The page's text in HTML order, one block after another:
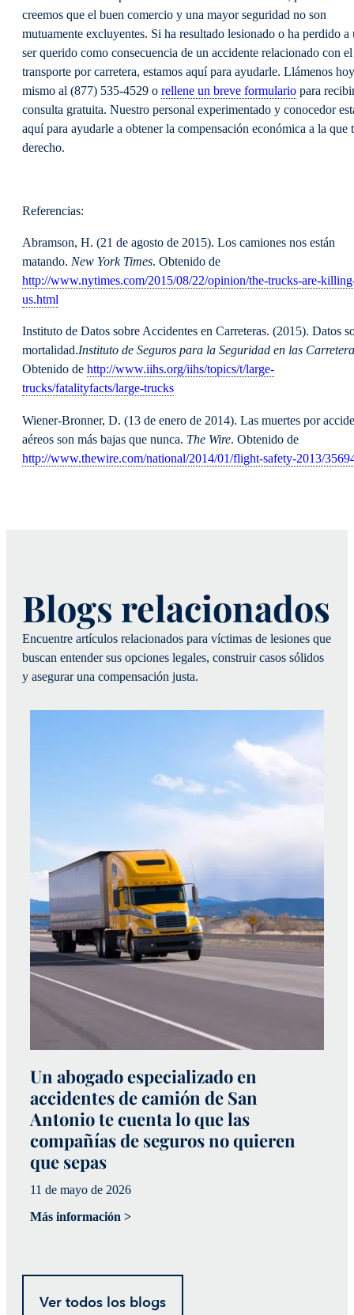
creemos que el buen comercio y una mayor seguridad no son
mutuamente excluyentes. Si ha resultado lesionado o ha perdido a
ser querido como consecuencia de un accidente relacionado con el
transporte por carretera, estamos aquí para ayudarle. Llámenos hoy
mismo al (877) 535-4529 o rellene un breve formulario para
consulta gratuita. Nuestro personal experimentado y conocedor
aquí para ayudarle a obtener la compensación económica a la que
derecho.
Referencias:
Abramson, H. (21 de agosto de 2015). Los camiones nos están
matando. New York Times. Obtenido de
http://www.nytimes.com/2015/08/22/opinion/the-trucks-are-
us.html
Instituto de Datos sobre Accidentes en Carreteras. (2015). Datos
mortalidad.Instituto de Seguros para la Seguridad en las
Obtenido de http://www.iihs.org/iihs/topics/t/large-
trucks/fatalityfacts/large-trucks
Wiener-Bronner, D. (13 de enero de 2014). Las muertes por
aéreos son más bajas que nunca. The Wire. Obtenido de
http://www.thewire.com/national/2014/01/flight-safety-2013/
Un abogado especializado en
accidentes de camión de San
Antonio te cuenta lo que las
compañías de seguros no quieren
que sepas
11 de mayo de 2026
Más información >
Ver todos los blogs
Blogs relacionados
Encuentre artículos relacionados para víctimas de lesiones que
buscan entender sus opciones legales, construir casos sólidos
y asegurar una compensación justa.